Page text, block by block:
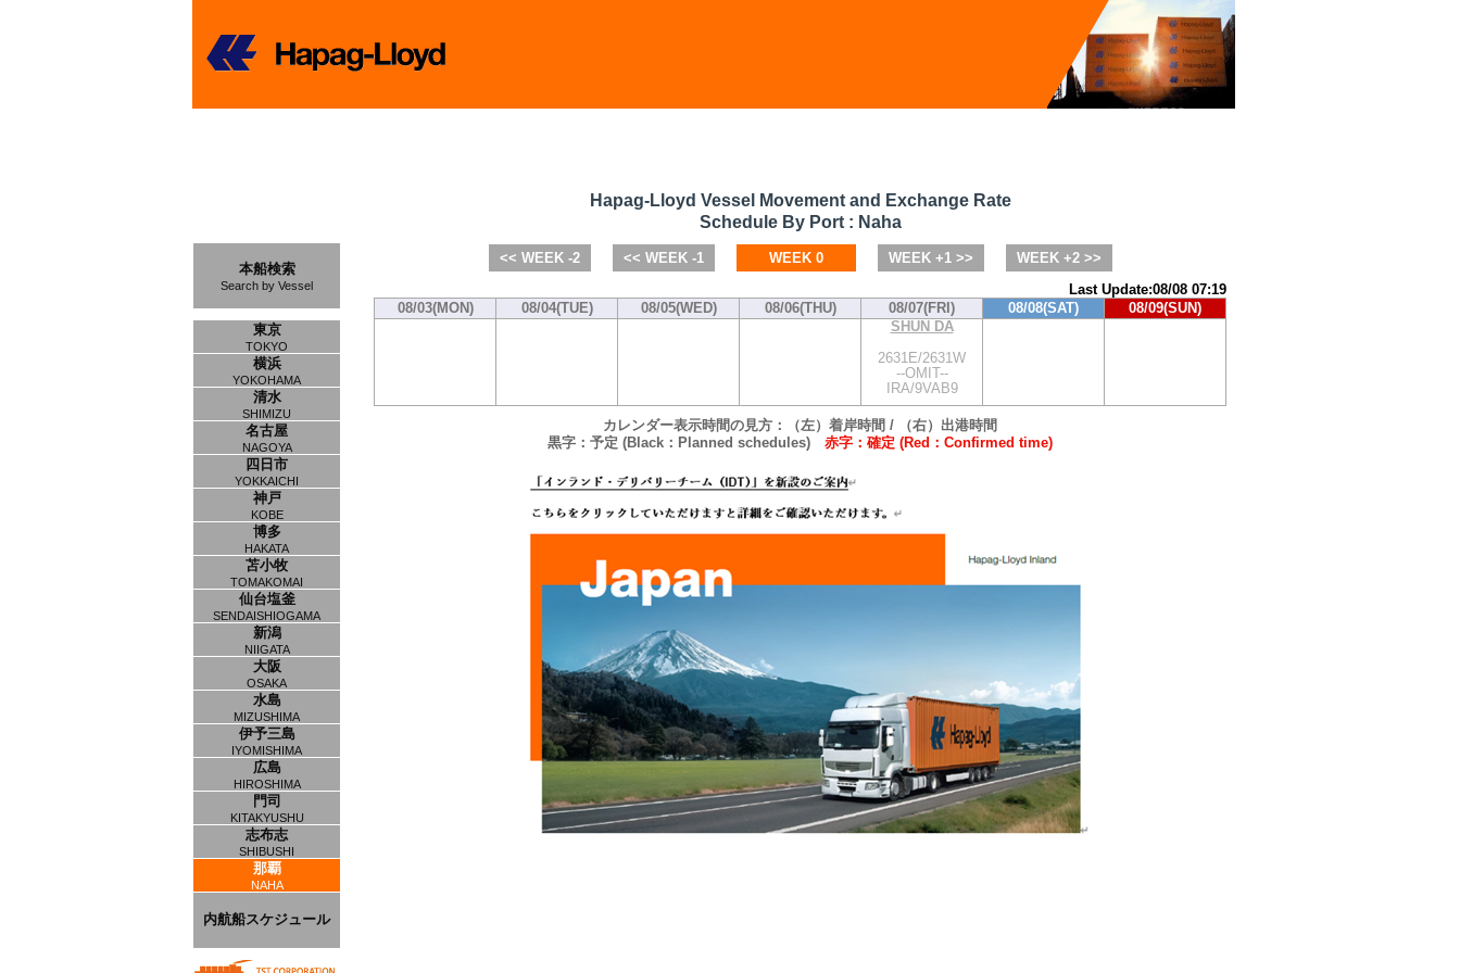
本船検索
Search by Vessel
東京
TOKYO
横浜
YOKOHAMA
清水
SHIMIZU
名古屋
NAGOYA
四日市
YOKKAICHI
神戸
KOBE
博多
HAKATA
苫小牧
TOMAKOMAI
仙台塩釜
SENDAISHIOGAMA
新潟
NIIGATA
大阪
OSAKA
水島
MIZUSHIMA
伊予三島
IYOMISHIMA
広島
HIROSHIMA
門司
KITAKYUSHU
志布志
SHIBUSHI
那覇
NAHA
内航船スケジュール
Hapag-Lloyd Vessel Movement and Exchange Rate
Schedule By Port : Naha
<< WEEK -2 << WEEK -1 WEEK 0 WEEK +1 >>
WEEK +2 >>
Last Update:08/08 07:19
08/03(MON)
08/04(TUE) 08/05(WED) 08/06(THU) 08/07(FRI) 08/08(SAT)
08/09(SUN)
SHUN DA
2631E/2631W
--OMIT--
IRA/9VAB9
カレンダー表示時間の見方：（左）着岸時間 / （右）出港時間
黒字：予定 (Black：Planned schedules) 赤字：確定 (Red：Confirmed time)